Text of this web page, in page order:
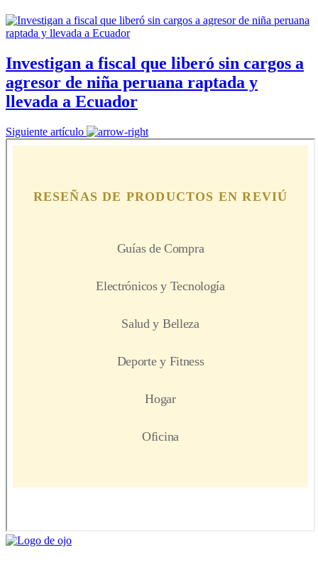
Investigan a fiscal que liberó sin cargos a
agresor de niña peruana raptada y
llevada a Ecuador
Siguiente artículo